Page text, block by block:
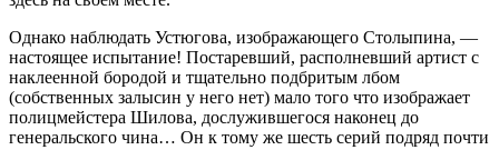
Однако наблюдать Устюгова, изображающего Столыпина, —
настоящее испытание! Постаревший, располневший артист с
наклеенной бородой и тщательно подбритым лбом
(собственных залысин у него нет) мало того что изображает
полицмейстера Шилова, дослужившегося наконец до
генеральского чина… Он к тому же шесть серий подряд почти